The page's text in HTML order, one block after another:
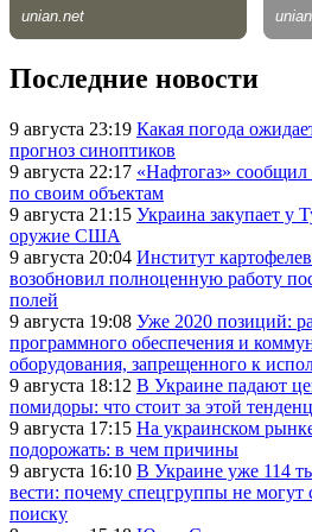
Последние новости
9 августа 23:19 Какая погода
прогноз синоптиков
9 августа 22:17 «Нафтогаз»
по своим объектам
9 августа 21:15 Украина закупает у
оружие США
9 августа 20:04 Институт
возобновил полноценную работу
полей
9 августа 19:08 Уже 2020 позиций:
программного обеспечения и
оборудования, запрещенного к
9 августа 18:12 В Украине падают
помидоры: что стоит за этой
9 августа 17:15 На украинском
подорожать: в чем причины
9 августа 16:10 В Украине уже 114
вести: почему спецгруппы не могут
поиску